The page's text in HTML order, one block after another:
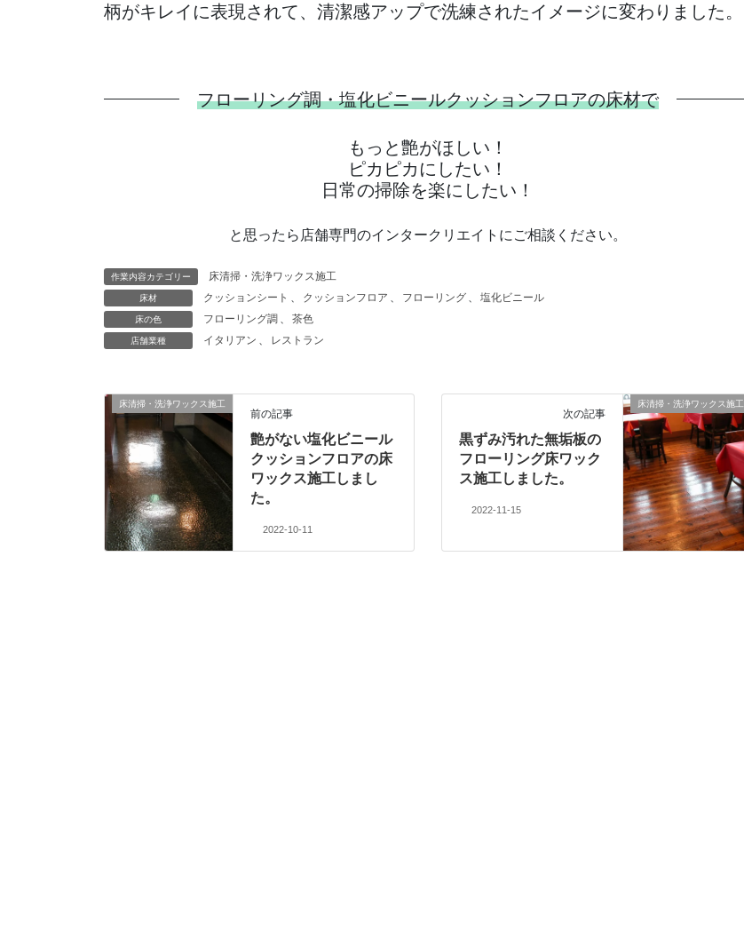
柄がキレイに表現されて、清潔感アップで洗練されたイメージに変わりました。
フローリング調・塩化ビニールクッションフロアの床材で
もっと艶がほしい！
ピカピカにしたい！
日常の掃除を楽にしたい！
と思ったら店舗専門のインタークリエイトにご相談ください。
作業内容カテゴリー 床清掃・洗浄ワックス施工
床材 クッションシート 、 クッションフロア 、 フローリング 、 塩化ビニール
床の色 フローリング調 、 茶色
店舗業種 イタリアン 、 レストラン
床清掃・洗浄ワックス施工
前の記事
艶がない塩化ビニール
クッションフロアの床
ワックス施工しまし
た。
2022-10-11
床清掃・洗浄ワックス施工
次の記事
黒ずみ汚れた無垢板の
フローリング床ワック
ス施工しました。
2022-11-15